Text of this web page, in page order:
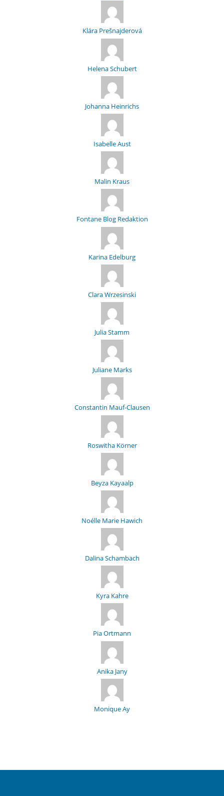
Klára Prešnajderová
Helena Schubert
Johanna Heinrichs
Isabelle Aust
Malin Kraus
Fontane Blog Redaktion
Karina Edelburg
Clara Wrzesinski
Julia Stamm
Juliane Marks
Constantin Mauf-Clausen
Roswitha Körner
Beyza Kayaalp
Noélle Marie Hawich
Dalina Schambach
Kyra Kahre
Pia Ortmann
Anika Jany
Monique Ay